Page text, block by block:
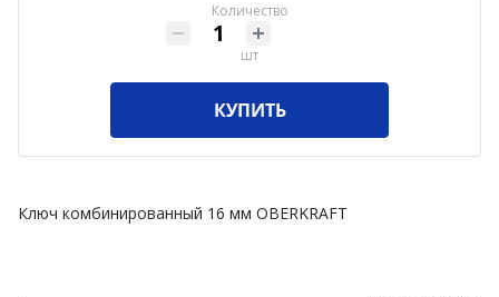
Количество
шт
КУПИТЬ
Ключ комбинированный 16 мм OBERKRAFT